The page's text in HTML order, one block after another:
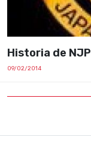
Historia de
09/02/2014